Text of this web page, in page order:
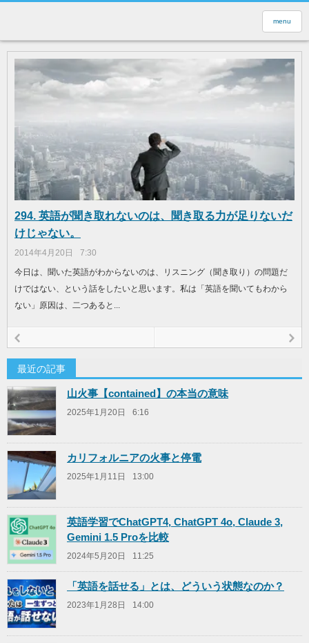
menu
294. 英語が聞き取れないのは、聞き取る力が足りないだ
けじゃない。
2014年4月20日
7:30
今日は、聞いた英語がわからないのは、リスニング（聞き取り）の問題だ
けではない、という話をしたいと思います。私は「英語を聞いてもわから
ない」原因は、二つあると...
最近の記事
山火事【contained】の本当の意味
2025年1月20日 6:16
カリフォルニアの火事と停電
2025年1月11日 13:00
英語学習でChatGPT4, ChatGPT 4o, Claude 3,
Gemini 1.5 Proを比較
2024年5月20日 11:25
「英語を話せる」とは、どういう状態なのか？
2023年1月28日 14:00